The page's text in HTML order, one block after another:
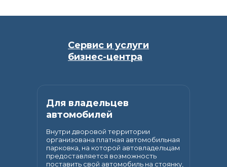
Внутри дворовой территории
организована платная автомобильная
парковка, на которой автовладельцам
предоставляется возможность
поставить свой автомобиль на стоянку,
Для владельцев
автомобилей
Сервис и услуги
бизнес-центра